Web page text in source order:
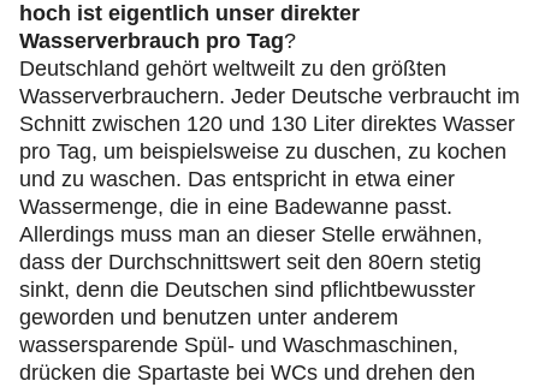
hoch ist eigentlich unser direkter
Wasserverbrauch pro Tag?
Deutschland gehört weltweilt zu den größten
Wasserverbrauchern. Jeder Deutsche verbraucht im
Schnitt zwischen 120 und 130 Liter direktes Wasser
pro Tag, um beispielsweise zu duschen, zu kochen
und zu waschen. Das entspricht in etwa einer
Wassermenge, die in eine Badewanne passt.
Allerdings muss man an dieser Stelle erwähnen,
dass der Durchschnittswert seit den 80ern stetig
sinkt, denn die Deutschen sind pflichtbewusster
geworden und benutzen unter anderem
wassersparende Spül- und Waschmaschinen,
drücken die Spartaste bei WCs und drehen den